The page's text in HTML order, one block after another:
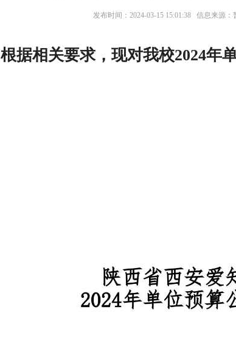
发布时间：2024-03-15 15:01:38 信息来源：
根据相关要求，现对我校2024年